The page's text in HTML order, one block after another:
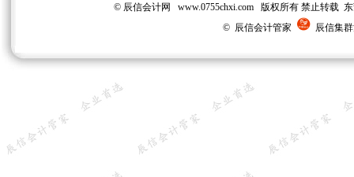
© 辰信会计网 www.0755chxi.com 版权所有 禁止转载
© 辰信会计管家
辰信集